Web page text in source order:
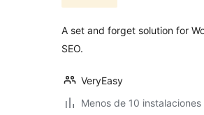
A set and forget solution for
SEO.
VeryEasy
Menos de 10